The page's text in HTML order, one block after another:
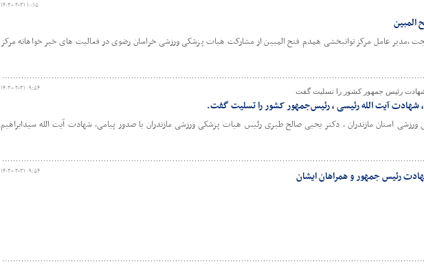
۱۴۰۳-۰۲-۳۱ ۱۰:۱۵
المبین
،مدیر عامل مرکز توانبخشی همدم فتح المبین از مشارکت هیات پزشکی ورزشی خراسان رضوی در فعالیت های خیر خواهانه مرکز
۱۴۰۳-۰۲-۳۱ ۰۹:۵۴ رئیس جمهور کشور را تسلیت گفت
شهادت آیت الله رئیسی ، رئیس‌جمهور کشور را تسلیت گفت.
استان مازندران ، دکتر یحیی صالح طبری رئیس هیات پزشکی ورزشی مازندران با صدور پیامی، شهادت آیت الله سیدابراهیم
۱۴۰۳-۰۲-۳۱ ۰۹:۵۴ رئیس جمهور و همراهان ایشان